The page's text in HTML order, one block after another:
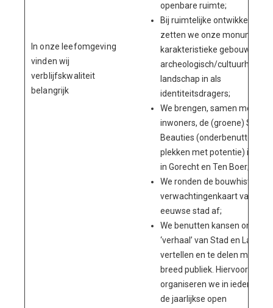
In onze leefomgeving
vinden wij
verblijfskwaliteit
belangrijk
openbare ruimte;
Bij ruimtelijke ontwikkelingen
zetten we onze
karakteristieke gebouwen en
archeologisch/
landschap in als
identiteitsdragers;
We brengen, samen met
inwoners, de (groene)
Beauties (onderbenutte
plekken met potentie) in
in Gorecht en Ten Boer;
We ronden de
verwachtingenkaart van de
eeuwse stad af;
We benutten kansen om het
‘verhaal’ van Stad en Land te
vertellen en te delen met een
breed publiek. Hiervoor
organiseren we in ieder geval
de jaarlijkse open